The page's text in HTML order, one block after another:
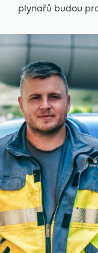
plynařů budou